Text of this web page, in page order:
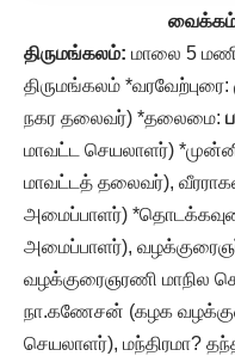
வைக்கம்
திருமங்கலம்: மாலை 5 மணி
திருமங்கலம்
நகர தலைவர்) *தலைமை:
மாவட்ட செயலாளர்)
மாவட்டத் தலைவர்),
அமைப்பாளர்)
அமைப்பாளர்),
வழக்குரைஞரணி மாநில
நா.கணேசன் (கழக
செயலாளர்), மந்திரமா?